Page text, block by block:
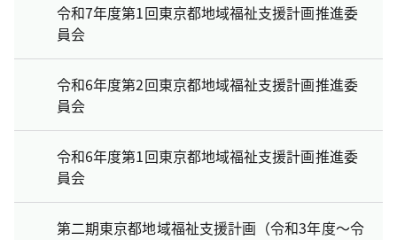
令和7年度第1回東京都地域福祉支援計画推進委
員会
令和6年度第2回東京都地域福祉支援計画推進委
員会
令和6年度第1回東京都地域福祉支援計画推進委
員会
第二期東京都地域福祉支援計画（令和3年度～令